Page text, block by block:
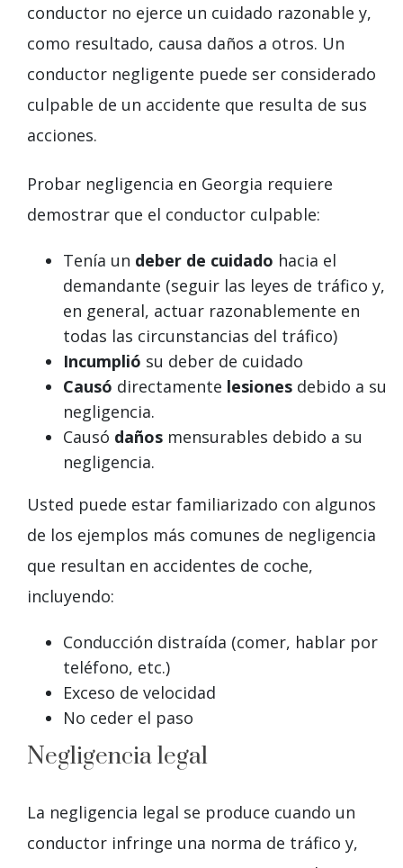
conductor no ejerce un cuidado razonable y,
como resultado, causa daños a otros. Un
conductor negligente puede ser considerado
culpable de un accidente que resulta de sus
acciones.
Probar negligencia en Georgia requiere
demostrar que el conductor culpable:
Tenía un deber de cuidado hacia el
demandante (seguir las leyes de tráfico y,
en general, actuar razonablemente en
todas las circunstancias del tráfico)
Incumplió su deber de cuidado
Causó directamente lesiones debido a su
negligencia.
Causó daños mensurables debido a su
negligencia.
Usted puede estar familiarizado con algunos
de los ejemplos más comunes de negligencia
que resultan en accidentes de coche,
incluyendo:
Conducción distraída (comer, hablar por
teléfono, etc.)
Exceso de velocidad
No ceder el paso
Negligencia legal
La negligencia legal se produce cuando un
conductor infringe una norma de tráfico y,